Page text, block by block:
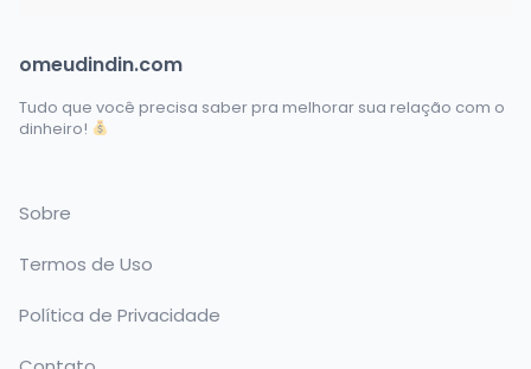
omeudindin.com
Tudo que você precisa saber pra melhorar sua relação com o
dinheiro!
Sobre
Termos de Uso
Política de Privacidade